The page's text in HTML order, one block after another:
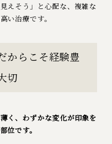
えそう」と心配な、複雑な
い治療です。
からこそ経験豊
切
く、わずかな変化が印象を
位です。